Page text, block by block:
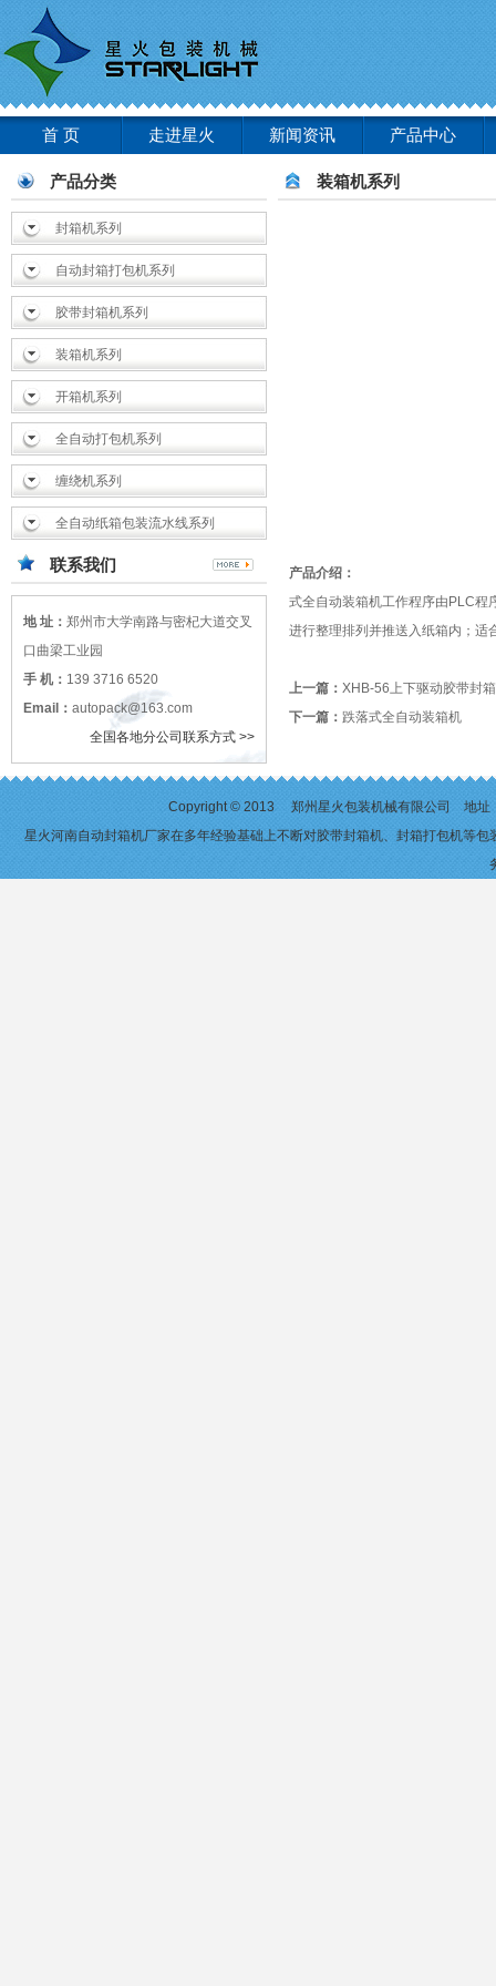
首 页 走进星火 新闻资讯 产品中心
产品分类
封箱机系列
自动封箱打包机系列
胶带封箱机系列
装箱机系列
开箱机系列
全自动打包机系列
缠绕机系列
全自动纸箱包装流水线系列
联系我们
地 址： 郑州市大学南路与密杞大道交叉
口曲梁工业园
手 机： 139 3716 6520
Email： autopack@163.com
全国各地分公司联系方式 >>
装箱机系列
产品介绍：
式全自动装箱机工作程序由PLC程
进行整理排列并推送入纸箱内；适
上一篇： XHB-56上下驱动胶带封
下一篇： 跌落式全自动装箱机
Copyright © 2013 郑州星火包装机械有限公司 地址
星火河南自动封箱机厂家在多年经验基础上不断对胶带封箱机、 封箱打包机等包